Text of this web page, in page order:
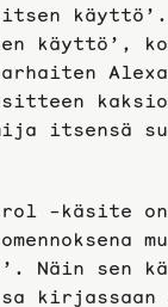
käyttö’.
käyttö’,
itsensä
-käsite
Näin sen
kirjassaan